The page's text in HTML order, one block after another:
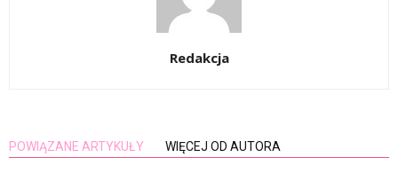
Redakcja
POWIĄZANE ARTYKUŁY WIĘCEJ OD AUTORA